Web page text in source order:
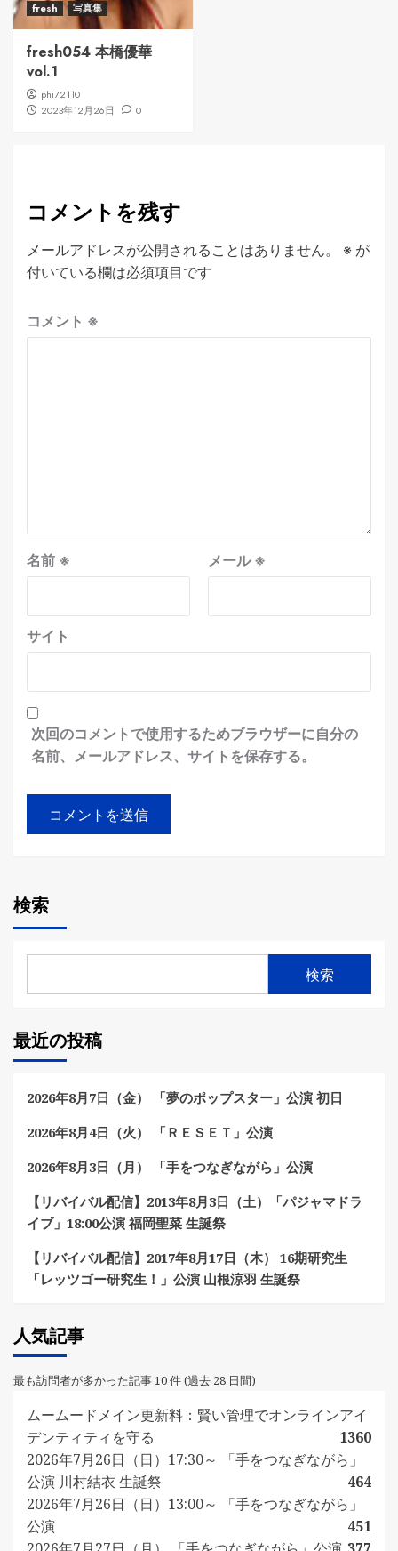
fresh 写真集
fresh054 本橋優華
vol.1
phi72110
2023年12月26日
0
コメントを残す
メールアドレスが公開されることはありません。 ※ が
付いている欄は必須項目です
コメント ※
名前 ※ メール※
サイト
次回のコメントで使用するためブラウザーに自分の
名前、メールアドレス、サイトを保存する。
検索
検索
最近の投稿
2026年8月7日（金） 「夢のポップスター」公演 初日
2026年8月4日（火） 「ＲＥＳＥＴ」公演
2026年8月3日（月） 「手をつなぎながら」公演
【リバイバル配信】2013年8月3日（土）「パジャマドラ
イブ」18:00公演 福岡聖菜 生誕祭
【リバイバル配信】2017年8月17日（木） 16期研究生
「レッツゴー研究生！」公演 山根涼羽 生誕祭
人気記事
最も訪問者が多かった記事 10 件 (過去 28 日間)
ムームードメイン更新料：賢い管理でオンラインアイ
デンティティを守る
1360
2026年7月26日（日）17:30～ 「手をつなぎながら」
公演 川村結衣 生誕祭
464
2026年7月26日（日）13:00～ 「手をつなぎながら」
公演
451